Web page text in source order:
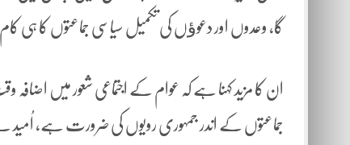
گا، وعدوں اور دعوﺅں کی تکمیل سیاسی جماعتوں کا ہی
جماعتوں کے اندر جمہوری رویوں کی ضرورت ہے،